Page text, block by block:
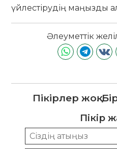
үйлестірудің маңызды
Әлеуметтік
Пікірлер жоқ.
Пікір